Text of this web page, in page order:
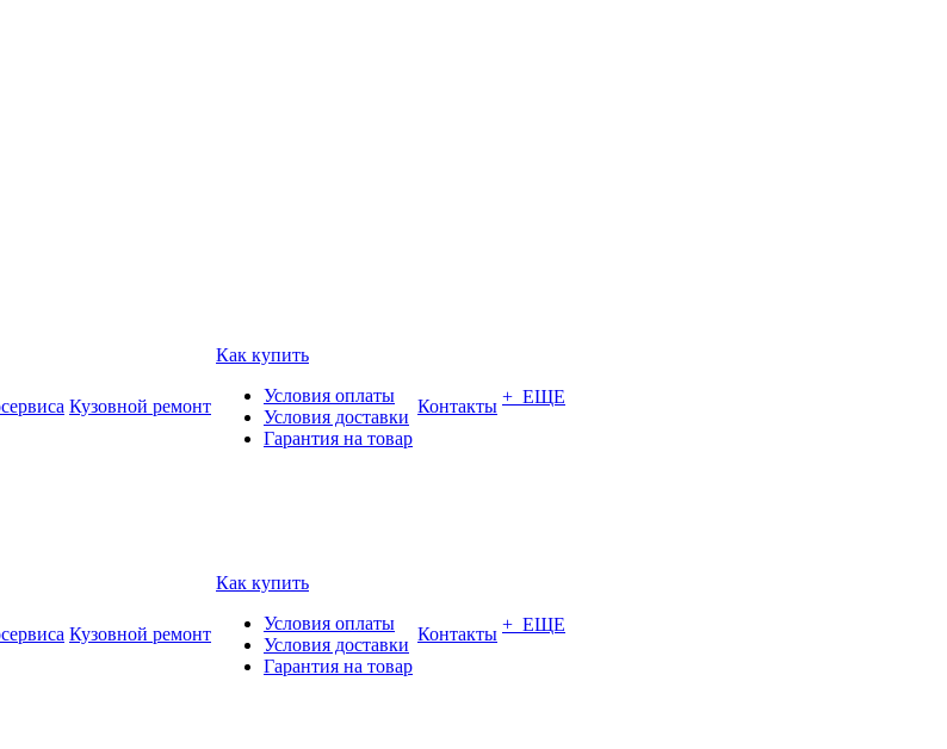
Кузовной ремонт
Как купить
Условия оплаты
Условия доставки
Гарантия на товар
Контакты + ЕЩЕ
Кузовной ремонт
Как купить
Условия оплаты
Условия доставки
Гарантия на товар
Контакты + ЕЩЕ